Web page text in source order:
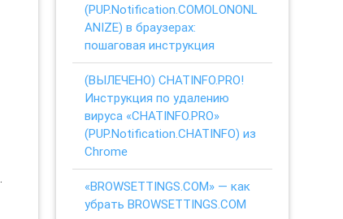
(PUP.Notification.COMOLONONL
ANIZE) в браузерах:
пошаговая инструкция
(ВЫЛЕЧЕНО) CHATINFO.PRO!
Инструкция по удалению
вируса «CHATINFO.PRO»
(PUP.Notification.CHATINFO) из
Chrome
«BROWSETTINGS.COM» — как
убрать BROWSETTINGS.COM